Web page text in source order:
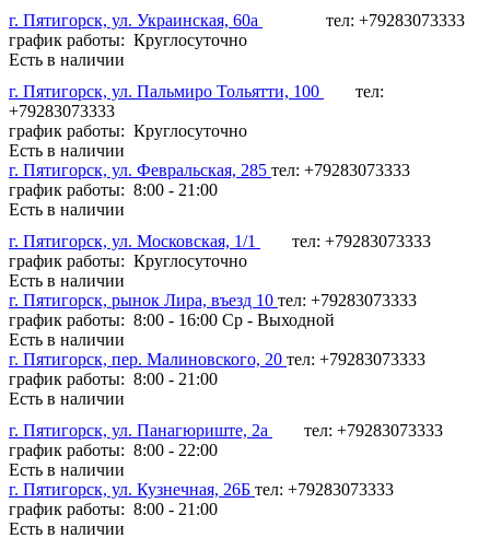
г. Пятигорск, ул. Украинская, 60а
тел: +79283073333
график работы: Круглосуточно
Есть в наличии
г. Пятигорск, ул. Пальмиро Тольятти, 100
тел:
+79283073333
график работы: Круглосуточно
Есть в наличии
г. Пятигорск, ул. Февральская, 285 тел: +79283073333
график работы: 8:00 - 21:00
Есть в наличии
г. Пятигорск, ул. Московская, 1/1
тел: +79283073333
график работы: Круглосуточно
Есть в наличии
г. Пятигорск, рынок Лира, въезд 10 тел: +79283073333
график работы: 8:00 - 16:00 Ср - Выходной
Есть в наличии
г. Пятигорск, пер. Малиновского, 20 тел: +79283073333
график работы: 8:00 - 21:00
Есть в наличии
г. Пятигорск, ул. Панагюриште, 2а
тел: +79283073333
график работы: 8:00 - 22:00
Есть в наличии
г. Пятигорск, ул. Кузнечная, 26Б тел: +79283073333
график работы: 8:00 - 21:00
Есть в наличии